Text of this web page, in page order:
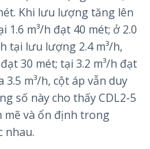
Khi lưu lượng tăng lên
1.6 m³/h đạt 40 mét; ở 2.0
tại lưu lượng 2.4 m³/h,
30 mét; tại 3.2 m³/h đạt
m³/h, cột áp vẫn duy
số này cho thấy CDL2-5
mẽ và ổn định trong
nhau.